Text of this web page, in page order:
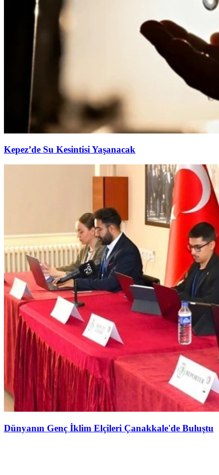
Kepez’de Su Kesintisi Yaşanacak
Dünyanın Genç İklim Elçileri Çanakkale'de Buluştu